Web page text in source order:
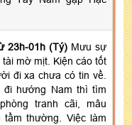
23h-01h (Tý) Mưu sự
mờ mịt. Kiện cáo tốt
đi xa chưa có tin về.
đi hướng Nam thì tìm
tranh cãi, mâu
tầm thường. Việc làm